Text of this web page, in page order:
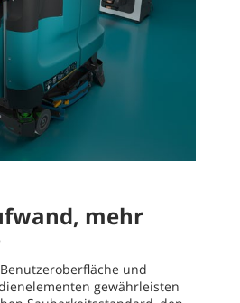
mehr
und
gewährleisten